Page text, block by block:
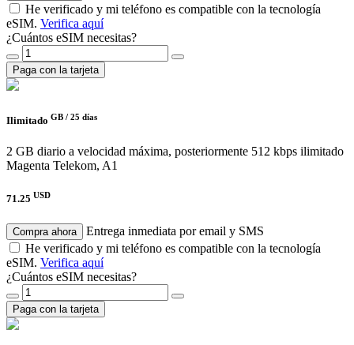
He verificado y mi teléfono es compatible con la tecnología
eSIM. Verifica aquí
¿Cuántos eSIM necesitas?
Paga con la tarjeta
Ilimitado GB / 25 días
2 GB diario a velocidad máxima, posteriormente 512 kbps ilimitado
Magenta Telekom, A1
71.25 USD
Compra ahora
Entrega inmediata por email y SMS
He verificado y mi teléfono es compatible con la tecnología
eSIM. Verifica aquí
¿Cuántos eSIM necesitas?
Paga con la tarjeta